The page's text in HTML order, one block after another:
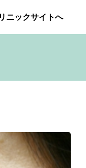
ピーリング
ニックサイトへ